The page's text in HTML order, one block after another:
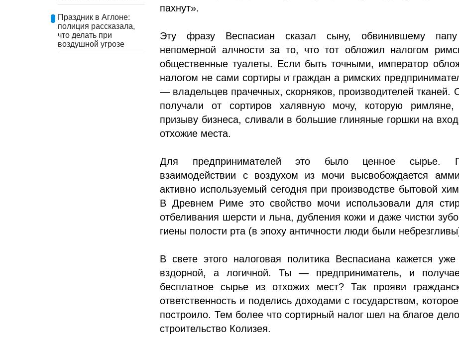
Праздник в Аглоне:
полиция рассказала,
что делать при
воздушной угрозе
пахнут».
Эту фразу Веспасиан сказал сыну, обвинившему
непомерной алчности за то, что тот обложил налогом
общественные туалеты. Если быть точными, император
налогом не сами сортиры и граждан а римских
— владельцев прачечных, скорняков, производителей тканей.
получали от сортиров халявную мочу, которую
призыву бизнеса, сливали в большие глиняные горшки на
отхожие места.
Для предпринимателей это было ценное сырье.
взаимодействии с воздухом из мочи высвобождается
активно используемый сегодня при производстве бытовой
В Древнем Риме это свойство мочи использовали для
отбеливания шерсти и льна, дубления кожи и даже чистки
гиены полости рта (в эпоху античности люди были
В свете этого налоговая политика Веспасиана кажется
вздорной, а логичной. Ты — предприниматель, и
бесплатное сырье из отхожих мест? Так прояви
ответственность и поделись доходами с государством,
построило. Тем более что сортирный налог шел на благое
строительство Колизея.